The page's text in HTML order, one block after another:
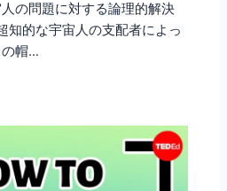
の問題に対する論理的解決
知的な宇宙人の支配者によっ
の帽…